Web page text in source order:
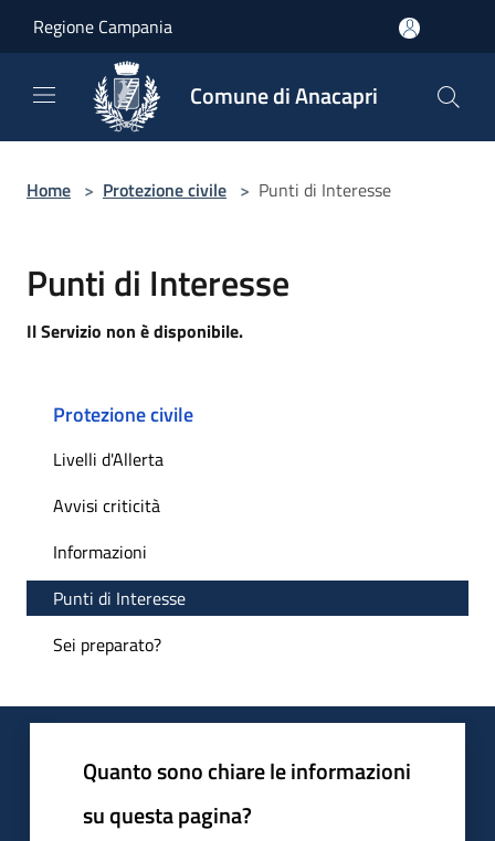
Regione Campania
Comune di Anacapri
Home > Protezione civile > Punti di Interesse
Punti di Interesse
Il Servizio non è disponibile.
Protezione civile
Livelli d'Allerta
Avvisi criticità
Informazioni
Punti di Interesse
Sei preparato?
Quanto sono chiare le informazioni
su questa pagina?